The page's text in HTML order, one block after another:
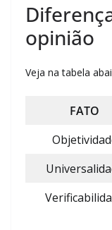
opinião
Veja na tabela
FATO